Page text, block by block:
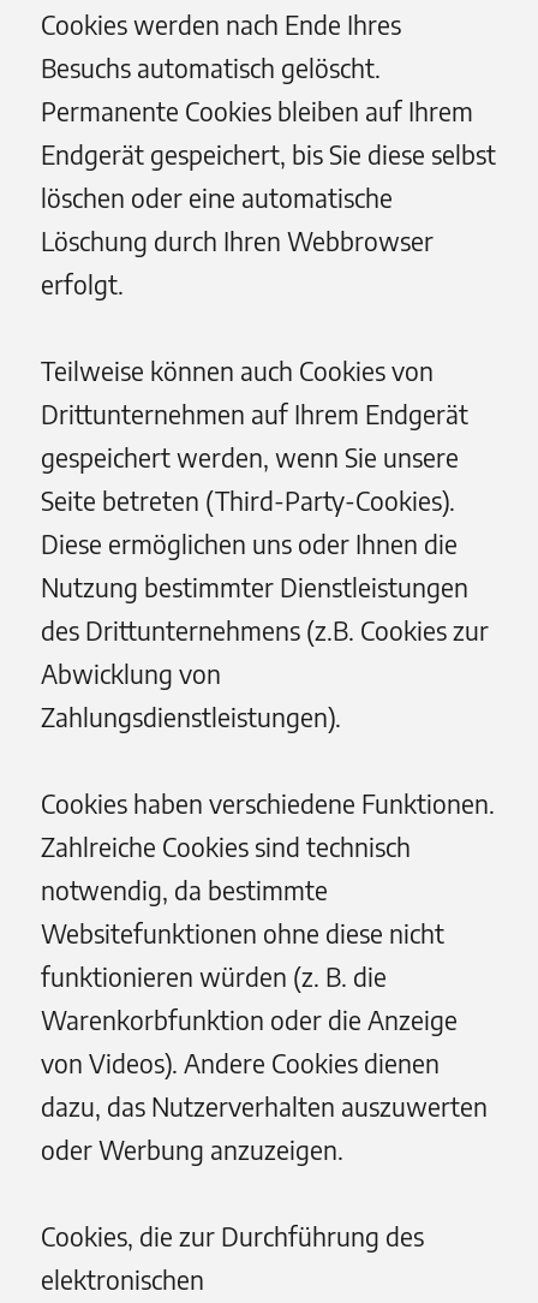
Cookies werden nach Ende Ihres
Besuchs automatisch gelöscht.
Permanente Cookies bleiben auf Ihrem
Endgerät gespeichert, bis Sie diese selbst
löschen oder eine automatische
Löschung durch Ihren Webbrowser
erfolgt.
Teilweise können auch Cookies von
Drittunternehmen auf Ihrem Endgerät
gespeichert werden, wenn Sie unsere
Seite betreten (Third-Party-Cookies).
Diese ermöglichen uns oder Ihnen die
Nutzung bestimmter Dienstleistungen
des Drittunternehmens (z.B. Cookies zur
Abwicklung von
Zahlungsdienstleistungen).
Cookies haben verschiedene Funktionen.
Zahlreiche Cookies sind technisch
notwendig, da bestimmte
Websitefunktionen ohne diese nicht
funktionieren würden (z. B. die
Warenkorbfunktion oder die Anzeige
von Videos). Andere Cookies dienen
dazu, das Nutzerverhalten auszuwerten
oder Werbung anzuzeigen.
Cookies, die zur Durchführung des
elektronischen